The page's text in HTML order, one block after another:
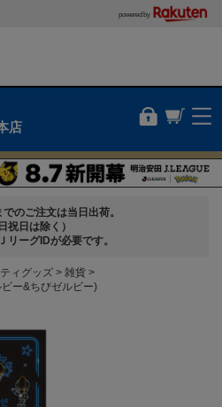
powered by
店
のご注文は当日出荷。
祝日は除く）
リーグIDが必要です。
ィグッズ
雑貨
ー&ちびゼルビー)